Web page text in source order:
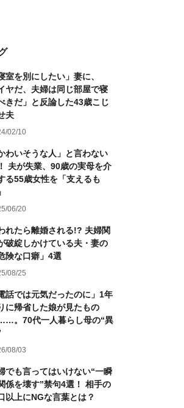
室を別にしたい」妻に、
ヤだ、夫婦は同じ部屋で寝
きだ」と反論した43歳こじ
夫
02/10
わいそうな人」と言わない
夫が失業、90歳の実母を介
る55歳女性を「支えるも
06/20
れたら離婚される!? 夫婦関
破綻しかけている夫・妻の
険な口癖」4選
08/25
話では元気だったのに」1年
に帰省した娘が見たもの
。70代一人暮らし母の“異
08/03
でも言ってはいけない“一瞬
係を壊す”禁句4選！ 相手の
以上にNGな言葉とは？